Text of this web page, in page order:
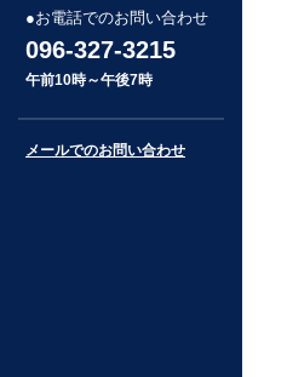
お電話でのお問い合わせ
096-327-3215
午前10時～午後7時
メールでのお問い合わせ